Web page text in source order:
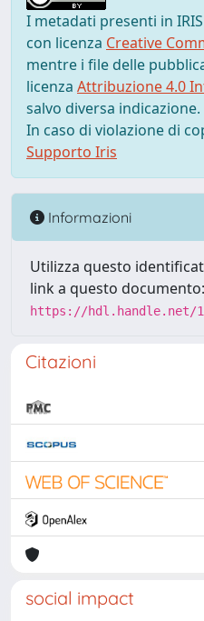
I metadati presenti in
con licenza Creative
mentre i file delle
licenza Attribuzione 4.0
salvo diversa indicazione.
In caso di violazione di
Supporto Iris
Informazioni
Utilizza questo
link a questo documento:
https://hdl.handle.net/
Citazioni
social impact